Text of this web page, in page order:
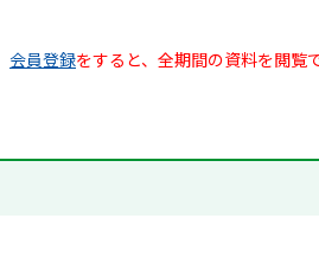
会員登録をすると、全期間の資料を閲覧